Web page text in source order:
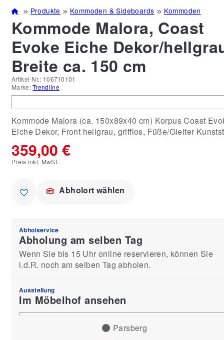
Produkte Kommoden & Sideboards Kommoden
Kommode Malora, Coast
Evoke Eiche Dekor/
Breite ca. 150 cm
Artikel-Nr.: 106710101
Marke:Trendline
Kommode Malora (ca. 150x89x40 cm) Korpus Coast
Eiche Dekor, Front hellgrau, grifflos, Füße/Gleiter
359,00 €
Preis inkl. MwSt.
Abholort wählen
Abholservice
Abholung am selben Tag
Wenn Sie bis 15 Uhr online reservieren, können Sie
i.d.R. noch am selben Tag abholen.
Ausstellung
Im Möbelhof ansehen
Parsberg